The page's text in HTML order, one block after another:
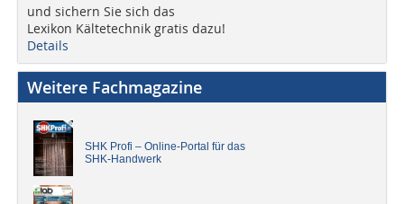
und sichern Sie sich das
Lexikon Kältetechnik gratis dazu!
Details
Weitere Fachmagazine
SHK Profi – Online-Portal für das
SHK-Handwerk